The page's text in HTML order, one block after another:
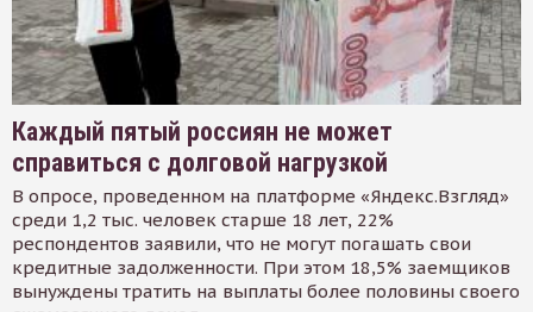
Каждый пятый россиян не может
справиться с долговой нагрузкой
В опросе, проведенном на платформе «Яндекс.Взгляд»
среди 1,2 тыс. человек старше 18 лет, 22%
респондентов заявили, что не могут погашать свои
кредитные задолженности. При этом 18,5% заемщиков
вынуждены тратить на выплаты более половины своего